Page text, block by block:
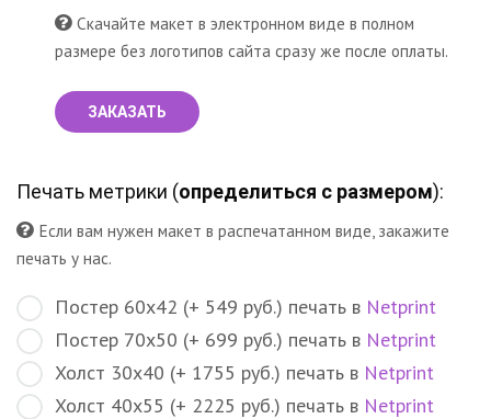
Скачайте макет в электронном виде в полном
размере без логотипов сайта сразу же после оплаты.
ЗАКАЗАТЬ
Печать метрики (определиться с размером):
Если вам нужен макет в распечатанном виде, закажите
печать у нас.
Постер 60х42 (+ 549 руб.) печать в Netprint
Постер 70х50 (+ 699 руб.) печать в Netprint
Холст 30х40 (+ 1755 руб.) печать в Netprint
Холст 40х55 (+ 2225 руб.) печать в Netprint